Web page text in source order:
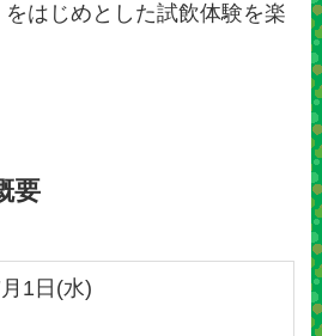
をはじめとした試飲体験を楽
要
1日(水)